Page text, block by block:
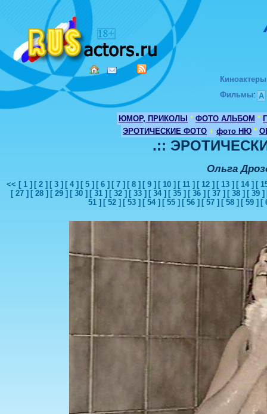
Киноактеры
Фильмы: А
ЮМОР, ПРИКОЛЫ * ФОТО АЛЬБОМ *
ЭРОТИЧЕСКИЕ ФОТО + фото НЮ *
.::
Ольга
<< [ 1 ] [ 2 ] [ 3 ] [ 4 ] [ 5 ] [ 6 ] [ 7 ] [ 8 ] [ 9 ] [ 10 ] [ 11 ] [ 12 ] [ 13 ] [ 14 ] [
[ 27 ] [ 28 ] [ 29 ] [ 30 ] [ 31 ] [ 32 ] [ 33 ] [ 34 ] [ 35 ] [ 36 ] [ 37 ] [ 38 ] [ 39 ]
51 ] [ 52 ] [ 53 ] [ 54 ] [ 55 ] [ 56 ] [ 57 ] [ 58 ] [ 59 ] [